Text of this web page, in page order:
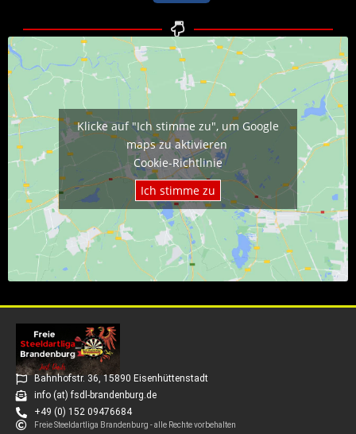
Klicke auf "Ich stimme zu", um Google
maps zu aktivieren
Cookie-Richtlinie
Ich stimme zu
Bahnhofstr. 36, 15890 Eisenhüttenstadt
info (at) fsdl-brandenburg.de
+49 (0) 152 09476684
Freie Steeldartliga Brandenburg - alle Rechte vorbehalten